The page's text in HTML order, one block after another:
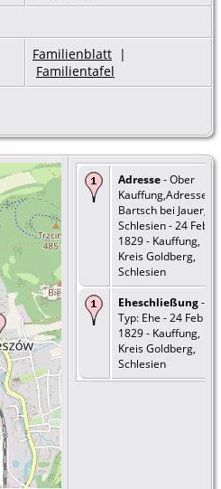
Familienblatt |
Familientafel
Adresse- Ober
Kauffung,Adresse:
Bartsch bei Jauer,
Schlesien - 24 Feb
1829 - Kauffung,
Kreis Goldberg,
Schlesien
Eheschließung-
Typ: Ehe - 24 Feb
1829 - Kauffung,
Kreis Goldberg,
Schlesien